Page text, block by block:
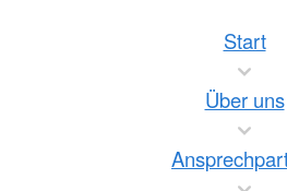
Start
Über uns